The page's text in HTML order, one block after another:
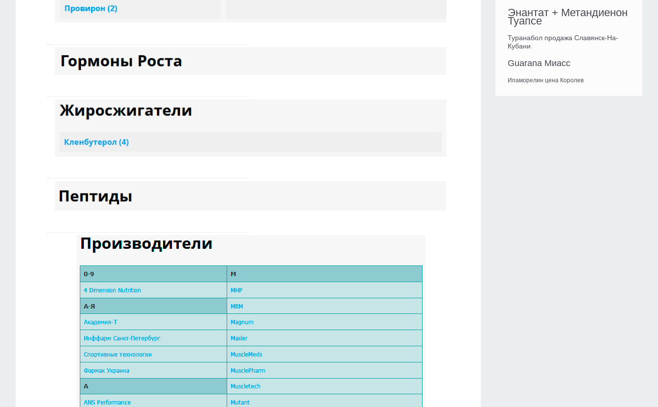
Энантат + Метандиенон
Туапсе
Туранабол продажа Славянск-На-
Кубани
Guarana Миасс
Ипаморелин цена Королев